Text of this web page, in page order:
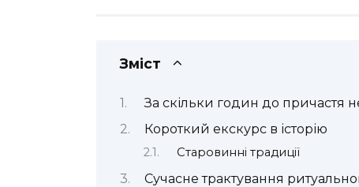
Зміст
За скільки годин до причастя
Короткий екскурс в історію
Старовинні традиції
Сучасне трактування